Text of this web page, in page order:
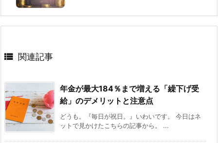
 関連記事
年金が最大184％まで増える「繰下げ受
給」のデメリットと注意点
どうも。『毎日が祝日。』いわいです。 今日はネ
ットで見かけたこちらの記事から。 ...